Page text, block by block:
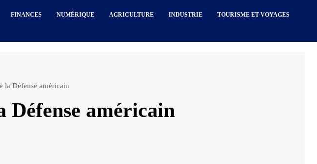
FINANCES NUMÉRIQUE AGRICULTURE INDUSTRIE TOURISME ET VOYAGES
la Défense américain
Défense américain